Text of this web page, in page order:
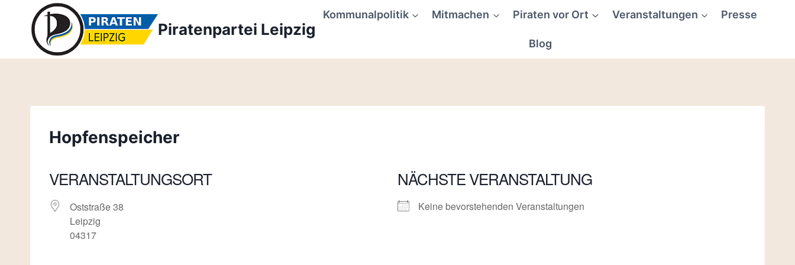
springen
Piratenpartei Leipzig
Kommunalpolitik Mitmachen Piraten vor Ort Veranstaltungen Presse
Blog
Hopfenspeicher
VERANSTALTUNGSORT
Oststraße 38
Leipzig
04317
NÄCHSTE VERANSTALTUNG
Keine bevorstehenden Veranstaltungen